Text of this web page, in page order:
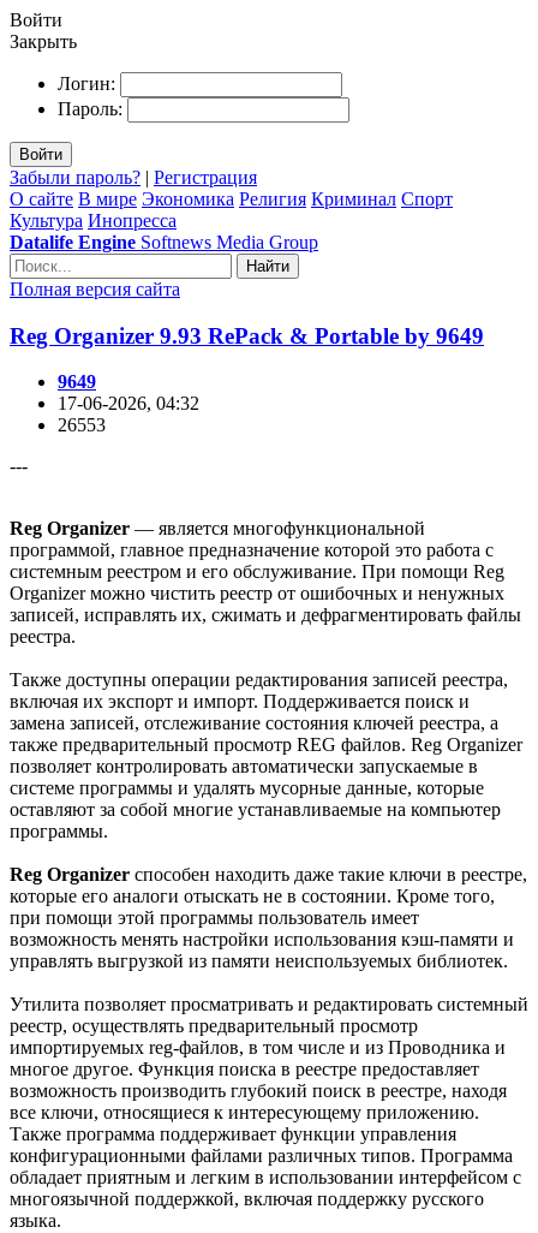
Войти
Закрыть
Логин:
Пароль:
Войти
Забыли пароль? | Регистрация
О сайте В мире Экономика Религия Криминал Спорт
Культура Инопресса
Datalife Engine Softnews Media Group
Найти
Полная версия сайта
Reg Organizer 9.93 RePack & Portable by 9649
9649
17-06-2026, 04:32
26553
---
Reg Organizer — является многофункциональной
программой, главное предназначение которой это работа с
системным реестром и его обслуживание. При помощи Reg
Organizer можно чистить реестр от ошибочных и ненужных
записей, исправлять их, сжимать и дефрагментировать файлы
реестра.
Также доступны операции редактирования записей реестра,
включая их экспорт и импорт. Поддерживается поиск и
замена записей, отслеживание состояния ключей реестра, а
также предварительный просмотр REG файлов. Reg Organizer
позволяет контролировать автоматически запускаемые в
системе программы и удалять мусорные данные, которые
оставляют за собой многие устанавливаемые на компьютер
программы.
Reg Organizer способен находить даже такие ключи в реестре,
которые его аналоги отыскать не в состоянии. Кроме того,
при помощи этой программы пользователь имеет
возможность менять настройки использования кэш-памяти и
управлять выгрузкой из памяти неиспользуемых библиотек.
Утилита позволяет просматривать и редактировать системный
реестр, осуществлять предварительный просмотр
импортируемых reg-файлов, в том числе и из Проводника и
многое другое. Функция поиска в реестре предоставляет
возможность производить глубокий поиск в реестре, находя
все ключи, относящиеся к интересующему приложению.
Также программа поддерживает функции управления
конфигурационными файлами различных типов. Программа
обладает приятным и легким в использовании интерфейсом с
многоязычной поддержкой, включая поддержку русского
языка.